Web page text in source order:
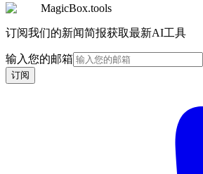
MagicBox.tools
订阅我们的新闻简报获取最新AI工具
输入您的邮箱
订阅